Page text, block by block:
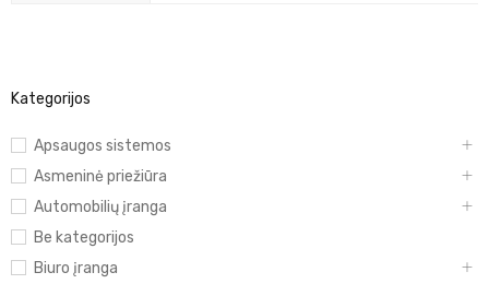
Kategorijos
Apsaugos sistemos
Asmeninė priežiūra
Automobilių įranga
Be kategorijos
Biuro įranga